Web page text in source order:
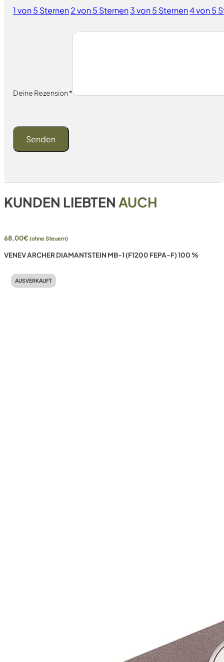
1 von 5 Sternen2 von 5 Sternen3 von 5 Sternen4 von 5
Deine Rezension*
KUNDEN LIEBTEN AUCH
68,00€(ohne Steuern)
VENEV ARCHER DIAMANTSTEIN MB-1 (F1200 FEPA-F) 100 %
AUSVERKAUFT